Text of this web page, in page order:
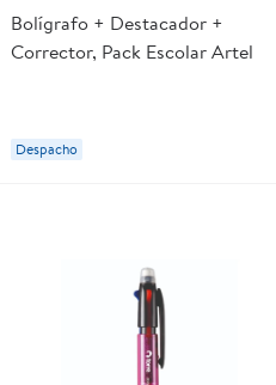
Bolígrafo + Destacador +
Corrector, Pack Escolar Artel
Despacho